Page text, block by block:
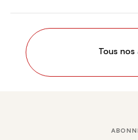
Tous nos